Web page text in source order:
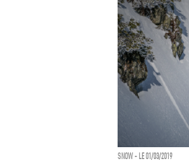
SNOW - LE 01/03/2019